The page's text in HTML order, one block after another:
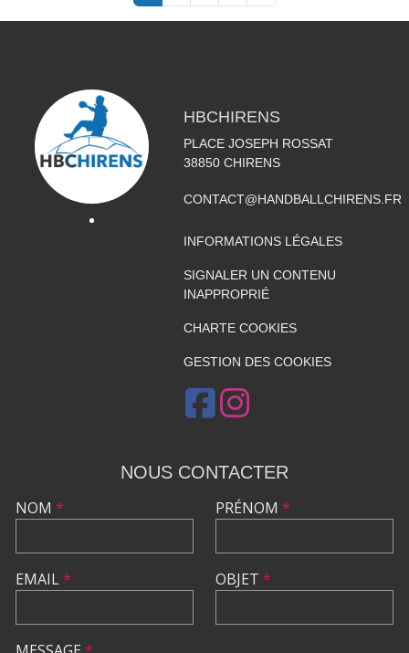
HBCHIRENS
PLACE JOSEPH ROSSAT
38850 CHIRENS
CONTACT@HANDBALLCHIRENS.FR
INFORMATIONS LÉGALES
SIGNALER UN CONTENU
INAPPROPRIÉ
CHARTE COOKIES
GESTION DES COOKIES
NOUS CONTACTER
NOM *
EMAIL*
PRÉNOM *
OBJET *